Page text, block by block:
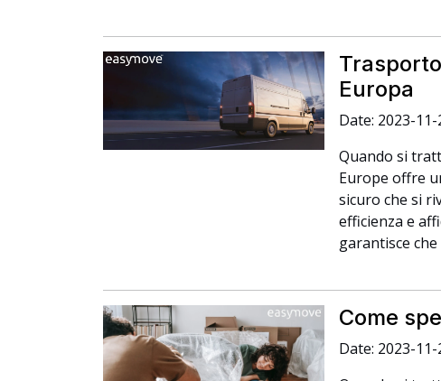
Europa
Date: 2023-
Quando si
Europe offre
sicuro che si
efficienza e
garantisce
Come
Date: 2023-